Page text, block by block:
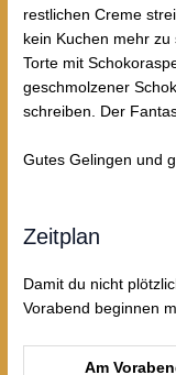
restlichen Creme
kein Kuchen mehr
Torte mit
geschmolzener
schreiben. Der
Gutes Gelingen und
Zeitplan
Damit du nicht
Vorabend beginnen
Am